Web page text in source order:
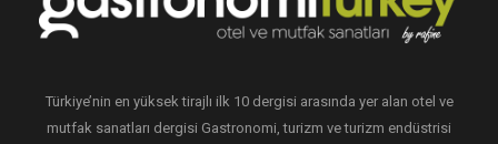
Türkiye’nin en yüksek tirajlı ilk 10 dergisi arasında yer alan otel ve
mutfak sanatları dergisi Gastronomi, turizm ve turizm endüstrisi